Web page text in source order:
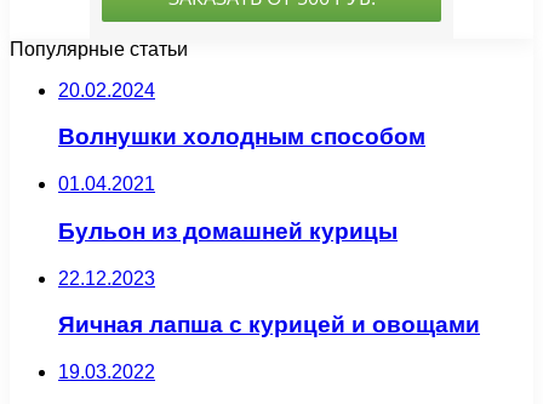
Популярные статьи
20.02.2024
Волнушки холодным способом
01.04.2021
Бульон из домашней курицы
22.12.2023
Яичная лапша с курицей и овощами
19.03.2022